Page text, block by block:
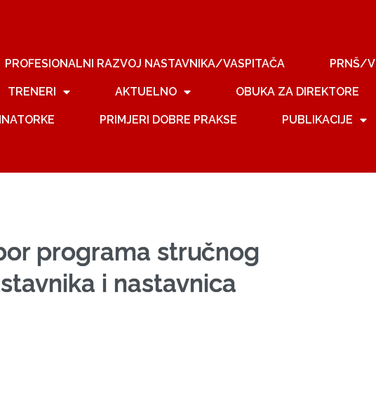
PROFESIONALNI RAZVOJ NASTAVNIKA/VASPITAČA PRNŠ/V
TRENERI AKTUELNO OBUKA ZA DIREKTORE
PRIMJERI DOBRE PRAKSE PUBLIKACIJE
programa stručnog
i nastavnica